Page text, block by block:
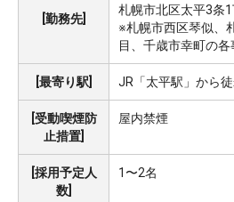
[勤務先]
札幌市北区太平3条
※札幌市西区琴似、
目、千歳市幸町の
[最寄り駅] JR「太平駅」から
[受動喫煙防
止措置]
屋内禁煙
[採用予定人
数]
1〜2名